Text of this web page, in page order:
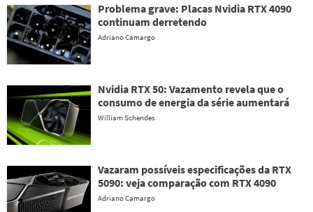
Problema grave: Placas Nvidia RTX 4090
continuam derretendo
Adriano Camargo
Nvidia RTX 50: Vazamento revela que o
consumo de energia da série aumentará
William Schendes
Vazaram possíveis especificações da RTX
5090: veja comparação com RTX 4090
Adriano Camargo